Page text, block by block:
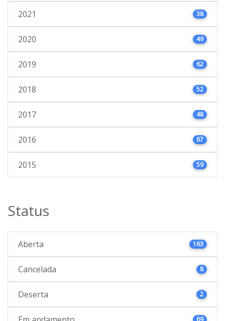
2021 38
2020 49
2019 62
2018 52
2017 48
2016 67
2015 59
Status
Aberta 163
Cancelada 8
Deserta 2
69